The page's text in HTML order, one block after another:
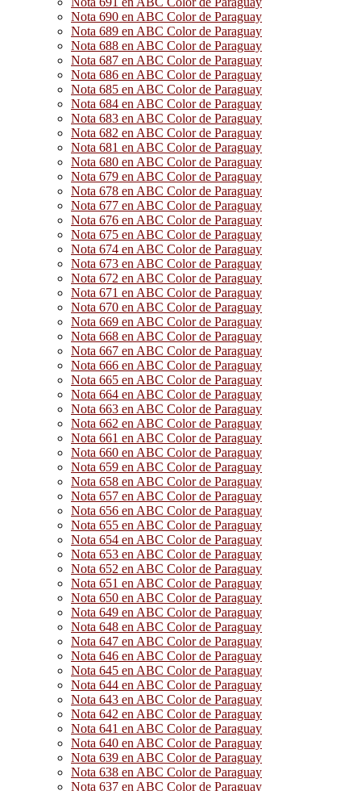
Nota 690 en ABC Color de Paraguay
Nota 689 en ABC Color de Paraguay
Nota 688 en ABC Color de Paraguay
Nota 687 en ABC Color de Paraguay
Nota 686 en ABC Color de Paraguay
Nota 685 en ABC Color de Paraguay
Nota 684 en ABC Color de Paraguay
Nota 683 en ABC Color de Paraguay
Nota 682 en ABC Color de Paraguay
Nota 681 en ABC Color de Paraguay
Nota 680 en ABC Color de Paraguay
Nota 679 en ABC Color de Paraguay
Nota 678 en ABC Color de Paraguay
Nota 677 en ABC Color de Paraguay
Nota 676 en ABC Color de Paraguay
Nota 675 en ABC Color de Paraguay
Nota 674 en ABC Color de Paraguay
Nota 673 en ABC Color de Paraguay
Nota 672 en ABC Color de Paraguay
Nota 671 en ABC Color de Paraguay
Nota 670 en ABC Color de Paraguay
Nota 669 en ABC Color de Paraguay
Nota 668 en ABC Color de Paraguay
Nota 667 en ABC Color de Paraguay
Nota 666 en ABC Color de Paraguay
Nota 665 en ABC Color de Paraguay
Nota 664 en ABC Color de Paraguay
Nota 663 en ABC Color de Paraguay
Nota 662 en ABC Color de Paraguay
Nota 661 en ABC Color de Paraguay
Nota 660 en ABC Color de Paraguay
Nota 659 en ABC Color de Paraguay
Nota 658 en ABC Color de Paraguay
Nota 657 en ABC Color de Paraguay
Nota 656 en ABC Color de Paraguay
Nota 655 en ABC Color de Paraguay
Nota 654 en ABC Color de Paraguay
Nota 653 en ABC Color de Paraguay
Nota 652 en ABC Color de Paraguay
Nota 651 en ABC Color de Paraguay
Nota 650 en ABC Color de Paraguay
Nota 649 en ABC Color de Paraguay
Nota 648 en ABC Color de Paraguay
Nota 647 en ABC Color de Paraguay
Nota 646 en ABC Color de Paraguay
Nota 645 en ABC Color de Paraguay
Nota 644 en ABC Color de Paraguay
Nota 643 en ABC Color de Paraguay
Nota 642 en ABC Color de Paraguay
Nota 641 en ABC Color de Paraguay
Nota 640 en ABC Color de Paraguay
Nota 639 en ABC Color de Paraguay
Nota 638 en ABC Color de Paraguay
Nota 637 en ABC Color de Paraguay